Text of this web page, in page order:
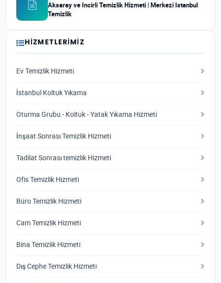
Aksaray ve Incirli Temizlik Hizmeti | Merkezi Istanbul
Temizlik
HIZMETLERIMIZ
Ev Temizlik Hizmeti
İstanbul Koltuk Yıkama
Oturma Grubu - Koltuk - Yatak Yıkama Hizmeti
İnşaat Sonrası Temizlik Hizmeti
Tadilat Sonrası temizlik Hizmeti
Ofis Temizlik Hizmeti
Büro Temizlik Hizmeti
Cam Temizlik Hizmeti
Bina Temizlik Hizmeti
Dış Cephe Temizlik Hizmeti